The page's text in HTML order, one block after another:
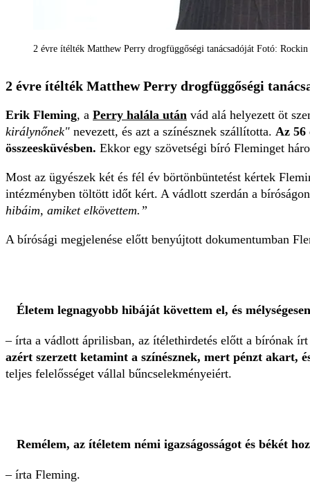
2 évre ítélték Matthew Perry drogfüggőségi tanácsadóját Fotó:
2 évre ítélték Matthew Perry drogfüggőségi
Erik Fleming, a Perry halála után vád alá helyezett öt
királynőnek" nevezett, és azt a színésznek szállította. Az 56
összeesküvésben. Ekkor egy szövetségi bíró Fleminget
Most az ügyészek két és fél év börtönbüntetést kértek
intézményben töltött időt kért. A vádlott szerdán a
hibáim, amiket elkövettem.”
A bírósági megjelenése előtt benyújtott dokumentumban
Életem legnagyobb hibáját követtem el, és
– írta a vádlott áprilisban, az ítélethirdetés előtt a bírónak
azért szerzett ketamint a színésznek, mert pénzt akart,
teljes felelősséget vállal bűncselekményeiért.
Remélem, az ítéletem némi igazságosságot és békét
– írta Fleming.